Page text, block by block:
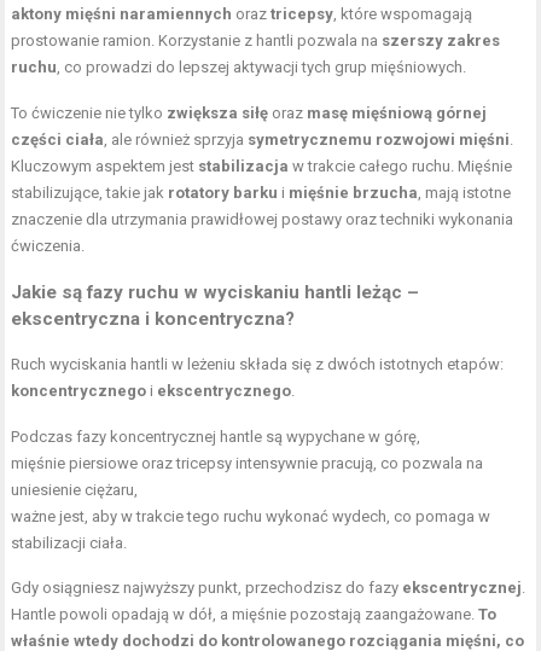
aktony mięśni naramiennych oraztricepsy , które wspomagają
prostowanie ramion. Korzystanie z hantli pozwala na szerszy zakres
ruchu , co prowadzi do lepszej aktywacji tych grup mięśniowych.
To ćwiczenie nie tylko zwiększa siłę oraz masę mięśniową górnej
części ciała , ale również sprzyja symetrycznemu rozwojowi mięśni
Kluczowym aspektem jest stabilizacja w trakcie całego ruchu. Mięśnie
stabilizujące , takie jak rotatory barku i mięśnie brzucha , mają istotne
znaczenie dla utrzymania prawidłowej postawy oraz techniki wykonania
ćwiczenia.
Jakie są fazy ruchu w wyciskaniu hantli leżąc –
ekscentryczna i koncentryczna?
Ruch wyciskania hantli w leżeniu składa się z dwóch istotnych etapów:
koncentrycznego i ekscentrycznego
Podczas fazy koncentrycznej hantle są wypychane w górę,
mięśnie piersiowe oraz tricepsy intensywnie pracują, co pozwala na
uniesienie ciężaru,
ważne jest, aby w trakcie tego ruchu wykonać wydech, co pomaga w
stabilizacji ciała.
Gdy osiągniesz najwyższy punkt, przechodzisz do fazy ekscentrycznej
Hantle powoli opadają w dół, a mięśnie pozostają zaangażowane.To
właśnie wtedy dochodzi do kontrolowanego rozciągania mięśni, co